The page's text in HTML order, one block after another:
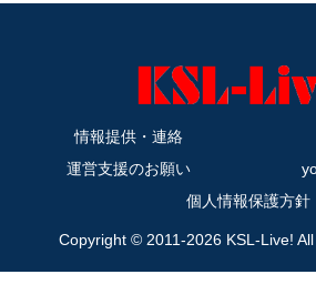
情報提供・連絡
運営支援のお願い
個人情報保護方針
Copyright © 2011-2026 KSL-Live! All